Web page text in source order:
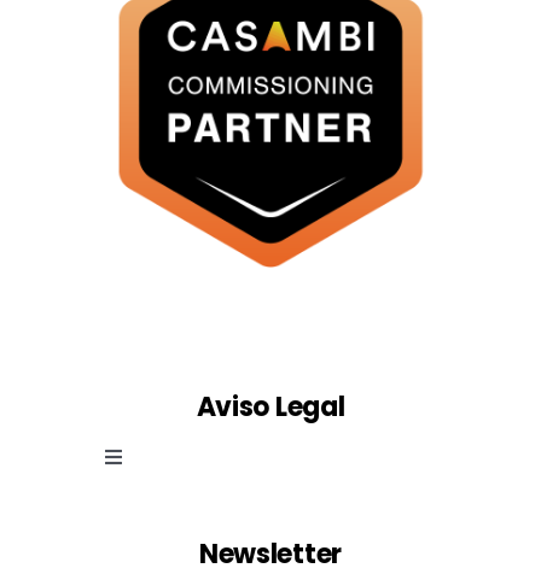
Aviso Legal
Toggle
Newsletter